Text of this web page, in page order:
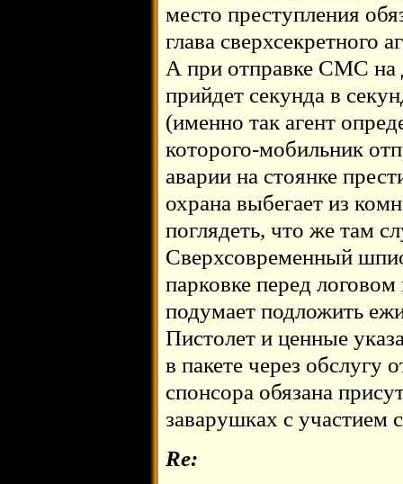
место преступления
глава сверхсекретного
А при отправке СМС на
прийдет секунда в
(именно так агент
которого-мобильник
аварии на стоянке
охрана выбегает из
поглядеть, что же там
Сверхсовременный
парковке перед логовом
подумает подложить
Пистолет и ценные
в пакете через обслугу
спонсора обязана
заварушках с участием
Re: